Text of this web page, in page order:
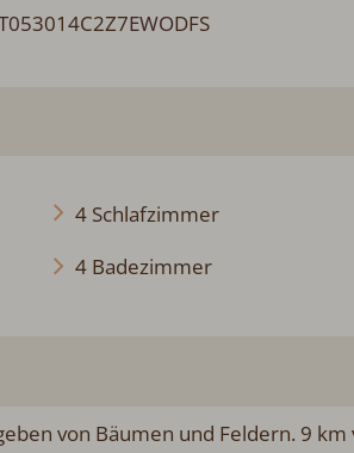
4 Schlafzimmer
4 Badezimmer
von Bäumen und Feldern. 9